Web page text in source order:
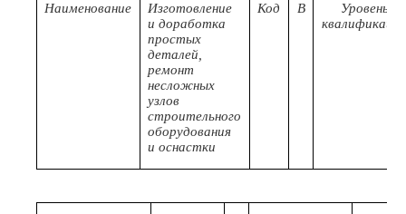
Наименование
Изготовление
и доработка
простых
деталей,
ремонт
несложных
узлов
строительного
оборудования
и оснастки
Код B
Уровень